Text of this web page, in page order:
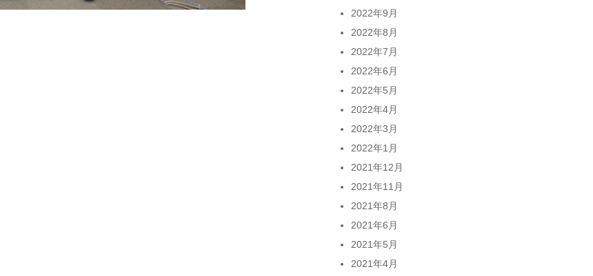
2022年9月
2022年8月
2022年7月
2022年6月
2022年5月
2022年4月
2022年3月
2022年1月
2021年12月
2021年11月
2021年8月
2021年6月
2021年5月
2021年4月